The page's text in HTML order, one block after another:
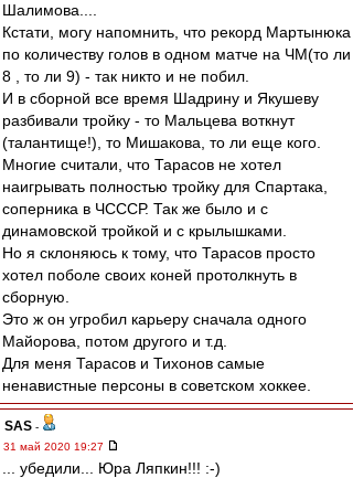
Шалимова....
Кстати, могу напомнить, что рекорд Мартынюка
по количеству голов в одном матче на ЧМ(то ли
8 , то ли 9) - так никто и не побил.
И в сборной все время Шадрину и Якушеву
разбивали тройку - то Мальцева воткнут
(талантище!), то Мишакова, то ли еще кого.
Многие считали, что Тарасов не хотел
наигрывать полностью тройку для Спартака,
соперника в ЧСССР. Так же было и с
динамовской тройкой и с крылышками.
Но я склоняюсь к тому, что Тарасов просто
хотел поболе своих коней протолкнуть в
сборную.
Это ж он угробил карьеру сначала одного
Майорова, потом другого и т.д.
Для меня Тарасов и Тихонов самые
ненавистные персоны в советском хоккее.
SAS -
31 май 2020 19:27
... убедили... Юра Ляпкин!!! :-)